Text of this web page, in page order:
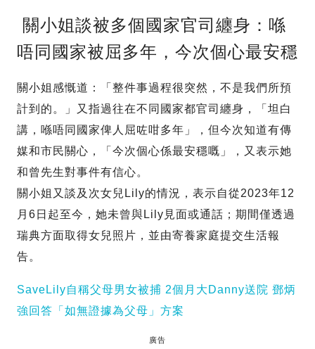
關小姐談被多個國家官司纏身：喺
唔同國家被屈多年，今次個心最安穩
關小姐感慨道：「整件事過程很突然，不是我們所預
計到的。」又指過往在不同國家都官司纏身，「坦白
講，喺唔同國家俾人屈咗咁多年」，但今次知道有傳
媒和市民關心，「今次個心係最安穩嘅」，又表示她
和曾先生對事件有信心。
關小姐又談及次女兒Lily的情況，表示自從2023年12
月6日起至今，她未曾與Lily見面或通話；期間僅透過
瑞典方面取得女兒照片，並由寄養家庭提交生活報
告。
SaveLily自稱父母男女被捕 2個月大Danny送院 鄧炳
強回答「如無證據為父母」方案
廣告